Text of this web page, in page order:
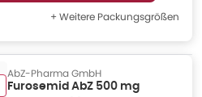
+ Weitere Packungsgrößen
AbZ-Pharma GmbH
Furosemid AbZ 500 mg